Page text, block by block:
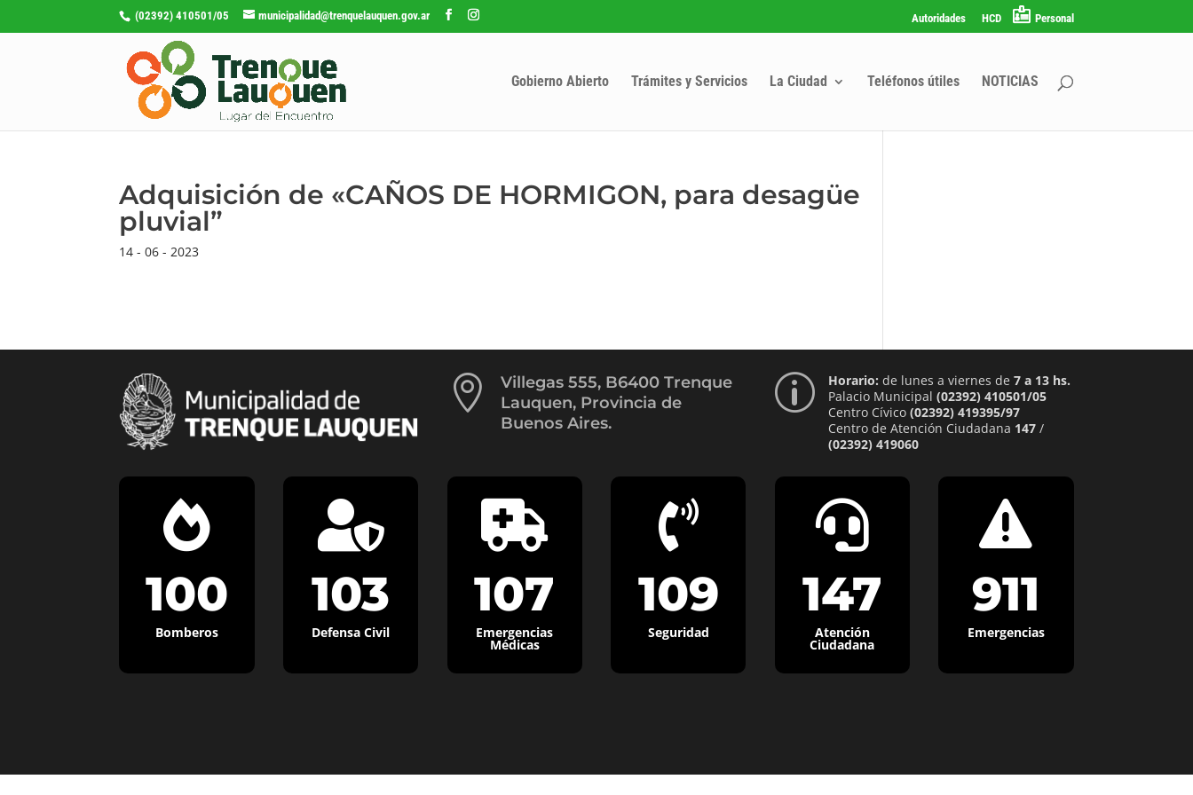
(02392) 410501/05 municipalidad@trenquelauquen.gov.ar Autoridades HCD Personal
Gobierno Abierto Trámites y Servicios La Ciudad Teléfonos útiles NOTICIAS
Adquisición de «CAÑOS DE HORMIGON, para desagüe
pluvial”
14 - 06 - 2023

Villegas 555, B6400 Trenque
Lauquen, Provincia de
Buenos Aires.
p Horario: de lunes a viernes de 7 a 13 hs.
Palacio Municipal (02392) 410501/05
Centro Cívico (02392) 419395/97
Centro de Atención Ciudadana 147/
(02392) 419060

100
Bomberos

103
Defensa Civil

107
Emergencias
Médicas

109
Seguridad

147
Atención
Ciudadana

911
Emergencias